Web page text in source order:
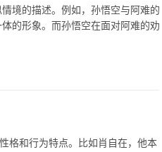
境的描述。例如，孙悟空与阿难的
的形象。而孙悟空在面对阿难的劝
格和行为特点。比如肖自在，他本